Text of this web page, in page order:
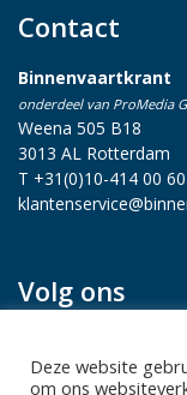
Contact
Binnenvaartkrant
onderdeel van ProMedia
Weena 505 B18
3013 AL Rotterdam
T +31(0)10-414 00 60
Volg ons
Deze website
om ons